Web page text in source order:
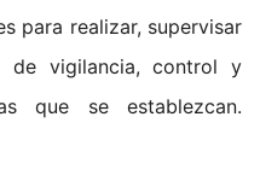
para realizar, supervisar
de vigilancia, control y
que se establezcan.